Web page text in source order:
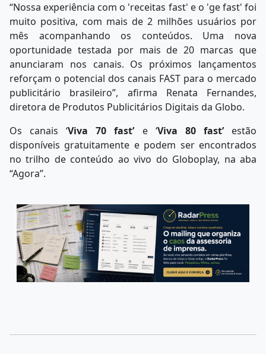
“Nossa experiência com o 'receitas fast' e o 'ge fast' foi
muito positiva, com mais de 2 milhões usuários por
mês acompanhando os conteúdos. Uma nova
oportunidade testada por mais de 20 marcas que
anunciaram nos canais. Os próximos lançamentos
reforçam o potencial dos canais FAST para o mercado
publicitário brasileiro”, afirma Renata Fernandes,
diretora de Produtos Publicitários Digitais da Globo.
Os canais ‘Viva 70 fast’e ‘Viva 80 fast’estão
disponíveis gratuitamente e podem ser encontrados
no trilho de conteúdo ao vivo do Globoplay, na aba
“Agora”.